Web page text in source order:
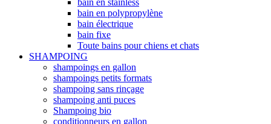
bain en stainless
bain en polypropylène
bain électrique
bain fixe
Toute bains pour chiens et chats
SHAMPOING
shampoings en gallon
shampoings petits formats
shampoing sans rinçage
shampoing anti puces
Shampoing bio
conditionneurs en gallon